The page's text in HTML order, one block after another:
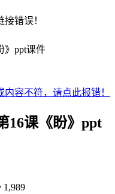
错误！
容不符，请点此报错！
16课《盼》ppt
1,989